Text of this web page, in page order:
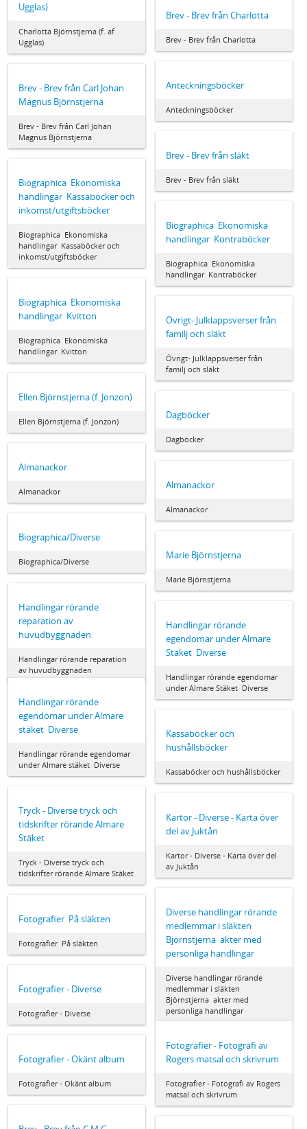
Ugglas)
Charlotta Björnstjerna (f. af
Ugglas)
Brev - Brev från Charlotta
Brev - Brev från Charlotta
Anteckningsböcker
Anteckningsböcker
Brev - Brev från Carl Johan
Magnus Björnstjerna
Brev - Brev från Carl Johan
Magnus Björnstjerna
Brev - Brev från släkt
Brev - Brev från släkt
Biographica  Ekonomiska
handlingar  Kassaböcker och
inkomst/utgiftsböcker
Biographica  Ekonomiska
handlingar  Kassaböcker och
inkomst/utgiftsböcker
Biographica  Ekonomiska
handlingar  Kontraböcker
Biographica  Ekonomiska
handlingar  Kontraböcker
Biographica  Ekonomiska
handlingar  Kvitton
Biographica  Ekonomiska
handlingar  Kvitton
Övrigt- Julklappsverser från
familj och släkt
Övrigt- Julklappsverser från
familj och släkt
Ellen Björnstjerna (f. Jonzon)
Ellen Björnstjerna (f. Jonzon)
Dagböcker
Dagböcker
Almanackor
Almanackor
Almanackor
Almanackor
Biographica/Diverse
Biographica/Diverse
Marie Björnstjerna
Marie Björnstjerna
Handlingar rörande
reparation av
huvudbyggnaden
Handlingar rörande reparation
av huvudbyggnaden
Handlingar rörande
egendomar under Almare
Stäket  Diverse
Handlingar rörande egendomar
under Almare Stäket  Diverse
Handlingar rörande
egendomar under Almare
stäket  Diverse
Handlingar rörande egendomar
under Almare stäket  Diverse
Kassaböcker och
hushållsböcker
Kassaböcker och hushållsböcker
Tryck - Diverse tryck och
tidskrifter rörande Almare
Stäket
Tryck - Diverse tryck och
tidskrifter rörande Almare Stäket
Kartor - Diverse - Karta över
del av Juktån
Kartor - Diverse - Karta över del
av Juktån
Diverse handlingar rörande
medlemmar i släkten
Björnstjerna  akter med
personliga handlingar
Diverse handlingar rörande
medlemmar i släkten
Björnstjerna  akter med
personliga handlingar
Fotografier  På släkten
Fotografier  På släkten
Fotografier - Diverse
Fotografier - Diverse
Fotografier - Fotografi av
Rogers matsal och skrivrum
Fotografier - Fotografi av Rogers
matsal och skrivrum
Fotografier - Okänt album
Fotografier - Okänt album